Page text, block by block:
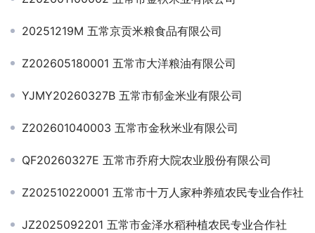
20251219M 五常京贡米粮食品有限公司
Z202605180001 五常市大洋粮油有限公司
YJMY20260327B 五常市郁金米业有限公司
Z202601040003 五常市金秋米业有限公司
QF20260327E 五常市乔府大院农业股份有限公司
Z202510220001 五常市十万人家种养殖农民专业合作社
JZ2025092201 五常市金泽水稻种植农民专业合作社